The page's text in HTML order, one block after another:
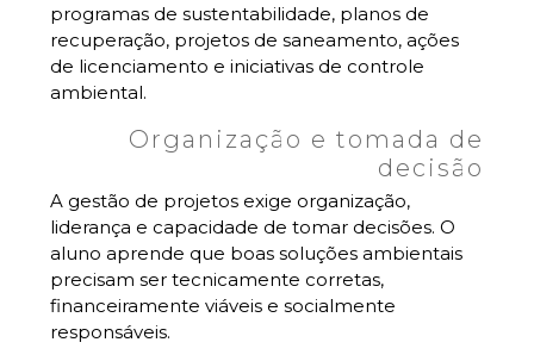
programas de sustentabilidade, planos de
recuperação, projetos de saneamento, ações
de licenciamento e iniciativas de controle
ambiental.
Organização e tomada de
decisão
A gestão de projetos exige organização,
liderança e capacidade de tomar decisões. O
aluno aprende que boas soluções ambientais
precisam ser tecnicamente corretas,
financeiramente viáveis e socialmente
responsáveis.